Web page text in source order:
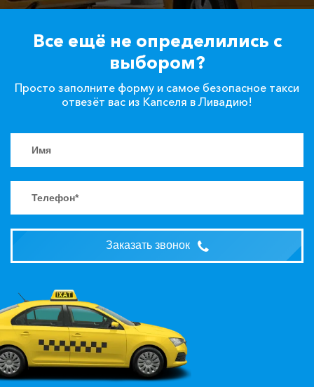
Все ещё не определились с
выбором?
Просто заполните форму и самое безопасное такси
отвезёт вас из Капселя в Ливадию!
Заказать звонок